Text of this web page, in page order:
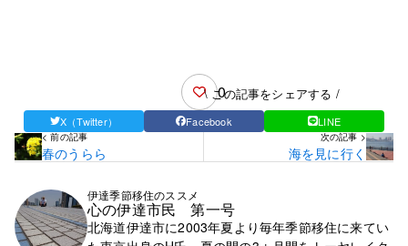
0
\ この記事をシェアする /
X（Twitter） Facebook LINE
< 前の記事
春のうらら
次の記事 >
海を見に行く
伊達季節移住のススメ
心の伊達市民 第一号
北海道伊達市に2003年夏より毎年季節移住に来てい